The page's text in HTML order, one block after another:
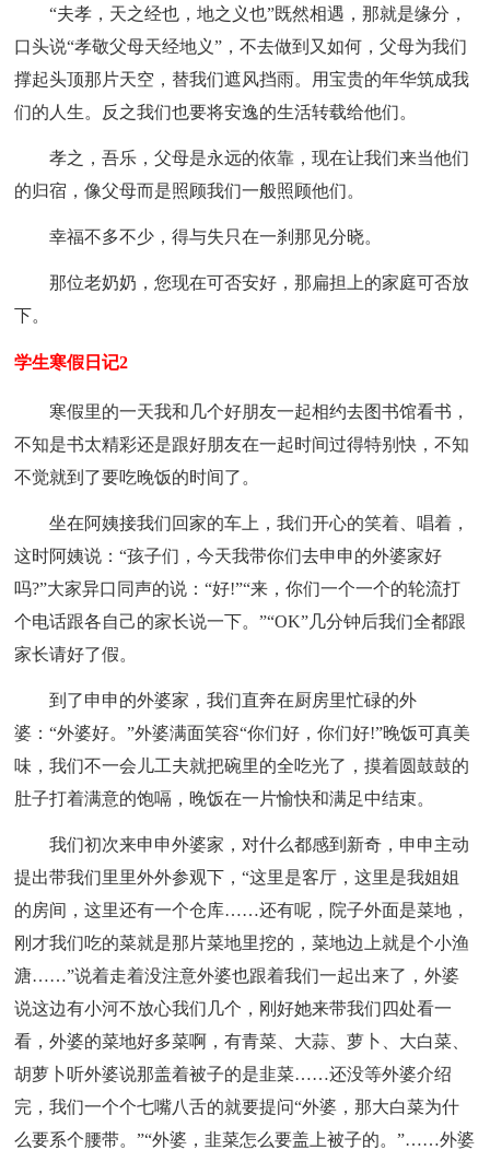
“夫孝，天之经也，地之义也”既然相遇，那就是缘分，
口头说“孝敬父母天经地义”，不去做到又如何，父母为我们
撑起头顶那片天空，替我们遮风挡雨。用宝贵的年华筑成我
们的人生。反之我们也要将安逸的生活转载给他们。
孝之，吾乐，父母是永远的依靠，现在让我们来当他们
的归宿，像父母而是照顾我们一般照顾他们。
幸福不多不少，得与失只在一刹那见分晓。
那位老奶奶，您现在可否安好，那扁担上的家庭可否放
下。
学生寒假日记2
寒假里的一天我和几个好朋友一起相约去图书馆看书，
不知是书太精彩还是跟好朋友在一起时间过得特别快，不知
不觉就到了要吃晚饭的时间了。
坐在阿姨接我们回家的车上，我们开心的笑着、唱着，
这时阿姨说：“孩子们，今天我带你们去申申的外婆家好
吗?”大家异口同声的说：“好!”“来，你们一个一个的轮流打
个电话跟各自己的家长说一下。”“OK”几分钟后我们全都跟
家长请好了假。
到了申申的外婆家，我们直奔在厨房里忙碌的外
婆：“外婆好。”外婆满面笑容“你们好，你们好!”晚饭可真美
味，我们不一会儿工夫就把碗里的全吃光了，摸着圆鼓鼓的
肚子打着满意的饱嗝，晚饭在一片愉快和满足中结束。
我们初次来申申外婆家，对什么都感到新奇，申申主动
提出带我们里里外外参观下，“这里是客厅，这里是我姐姐
的房间，这里还有一个仓库……还有呢，院子外面是菜地，
刚才我们吃的菜就是那片菜地里挖的，菜地边上就是个小渔
溏……”说着走着没注意外婆也跟着我们一起出来了，外婆
说这边有小河不放心我们几个，刚好她来带我们四处看一
看，外婆的菜地好多菜啊，有青菜、大蒜、萝卜、大白菜、
胡萝卜听外婆说那盖着被子的是韭菜……还没等外婆介绍
完，我们一个个七嘴八舌的就要提问“外婆，那大白菜为什
么要系个腰带。”“外婆，韭菜怎么要盖上被子的。”……外婆